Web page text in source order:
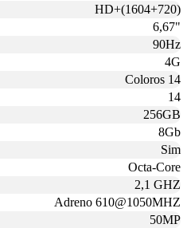
HD+(1604+720)
6,67"
90Hz
4G
Coloros 14
14
256GB
8Gb
Sim
Octa-Core
2,1 GHZ
Adreno 610@1050MHZ
50MP